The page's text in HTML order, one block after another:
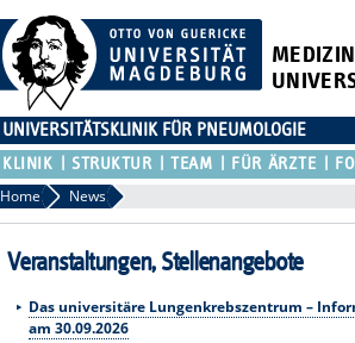
UNIVERSITÄTSKLINIK FÜR PNEUMOLOGIE
KLINIK STRUKTUR TEAM FÜR ÄRZTE
Home News
Veranstaltungen, Stellenangebote
Das universitäre Lungenkrebszentrum –
am 30.09.2026